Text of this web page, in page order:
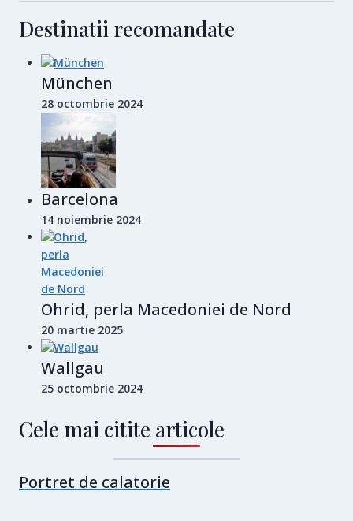
Destinatii recomandate
München
28 octombrie 2024
Barcelona
14 noiembrie 2024
Ohrid, perla Macedoniei de Nord
20 martie 2025
Wallgau
25 octombrie 2024
Cele mai citite articole
Portret de calatorie